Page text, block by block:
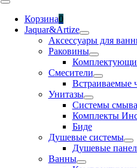
Toggle
NavigationКорзина0
Jaquar&Artize
Аксессуары для
Раковины
Смесители
Встраиваемые
Унитазы
Системы смыва
Комплекты
Биде
Душевые системы
Душевые
Ванны